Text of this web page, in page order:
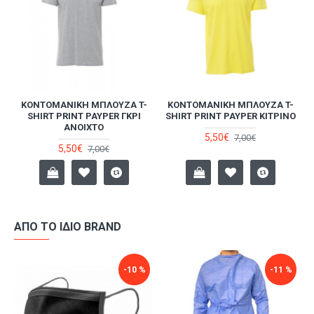
ΚΟΝΤΟΜΆΝΙΚΗ ΜΠΛΟΎΖΑ T-
SHIRT PRINT PAYPER ΓΚΡΙ
ΑΝΟΙΧΤΌ
5,50€ 7,00€
ΚΟΝΤΟΜΆΝΙΚΗ ΜΠΛΟΎΖΑ T-
SHIRT PRINT PAYPER ΚΊΤΡΙΝΟ
5,50€ 7,00€
ΑΠΌ ΤΟ ΊΔΙΟ BRAND
-10 % -11 %